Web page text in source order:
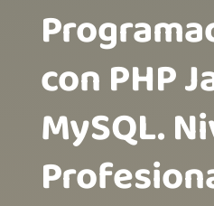
con PHP
MySQL.
Profesional